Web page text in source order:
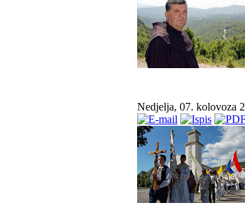
Nedjelja, 07. kolovoza